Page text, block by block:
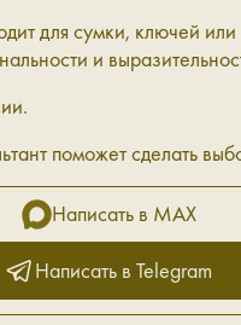
для сумки, ключей
и
поможет сделать
Написать в MAX
Написать в Telegram